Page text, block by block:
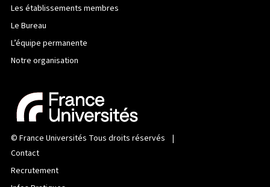
Les établissements membres
Le Bureau
L’équipe permanente
Notre organisation
© France Universités Tous droits réservés |
Contact
Recrutement